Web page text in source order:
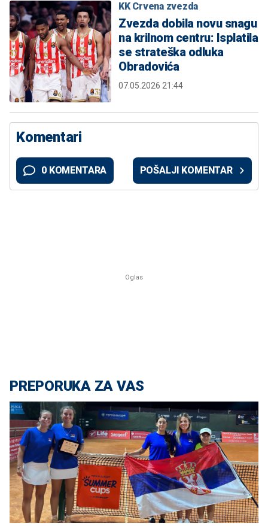
KK Crvena zvezda
Zvezda dobila novu snagu
na krilnom centru: Isplatila
se strateška odluka
Obradovića
07.05.2026 21:44
Komentari
0 KOMENTARA POŠALJI KOMENTAR
PREPORUKA ZA VAS